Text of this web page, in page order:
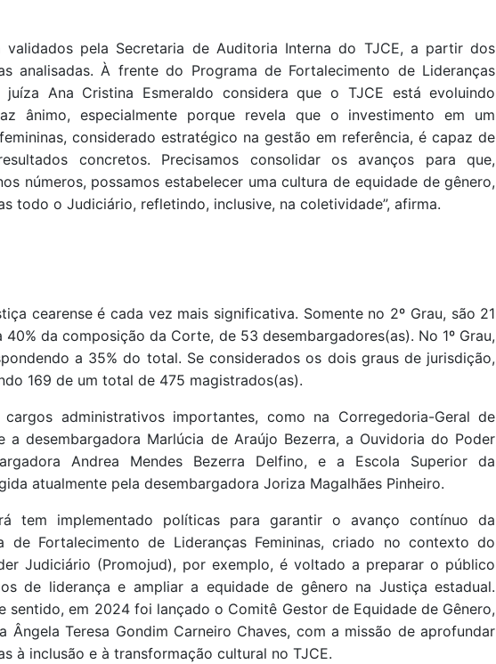
pela Secretaria de Auditoria Interna do TJCE, a partir dos
analisadas. À frente do Programa de Fortalecimento de Lideranças
Ana Cristina Esmeraldo considera que o TJCE está evoluindo
ânimo, especialmente porque revela que o investimento em um
considerado estratégico na gestão em referência, é capaz de
concretos. Precisamos consolidar os avanços para que,
números, possamos estabelecer uma cultura de equidade de gênero,
todo o Judiciário, refletindo, inclusive, na coletividade”, afirma.
cearense é cada vez mais significativa. Somente no 2º Grau, são 21
da composição da Corte, de 53 desembargadores(as). No 1º Grau,
a 35% do total. Se considerados os dois graus de jurisdição,
169 de um total de 475 magistrados(as).
administrativos importantes, como na Corregedoria-Geral de
desembargadora Marlúcia de Araújo Bezerra, a Ouvidoria do Poder
Andrea Mendes Bezerra Delfino, e a Escola Superior da
atualmente pela desembargadora Joriza Magalhães Pinheiro.
tem implementado políticas para garantir o avanço contínuo da
de Fortalecimento de Lideranças Femininas, criado no contexto do
Judiciário (Promojud), por exemplo, é voltado a preparar o público
de liderança e ampliar a equidade de gênero na Justiça estadual.
sentido, em 2024 foi lançado o Comitê Gestor de Equidade de Gênero,
Ângela Teresa Gondim Carneiro Chaves, com a missão de aprofundar
à inclusão e à transformação cultural no TJCE.